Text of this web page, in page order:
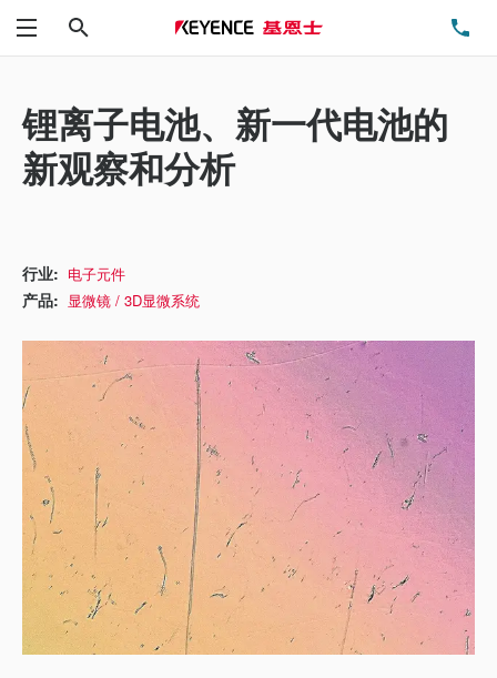
菜单
锂离子电池、新一代电池的
新观察和分析
行业: 电子元件
产品: 显微镜 / 3D显微系统